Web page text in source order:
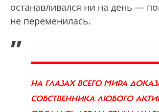
останавливался ни на день —
не переменилась.
„
НА ГЛАЗАХ ВСЕГО МИРА
СОБСТВЕННИКА ЛЮБОГО